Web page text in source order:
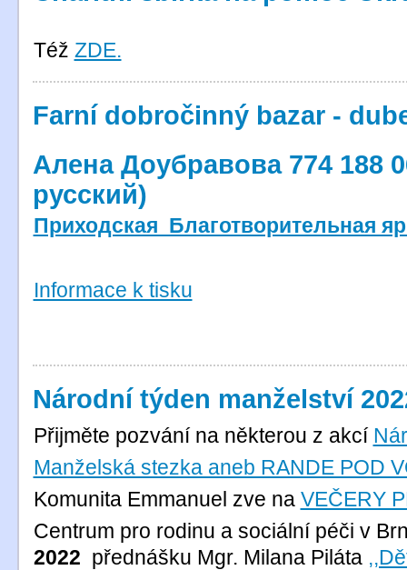
Též ZDE.
Farní dobročinný bazar -
Алена Доубравова 774 188
русский)
Приходская Благотворительная
Informace k tisku
Národní týden manželství
Přijměte pozvání na některou z akcí
Manželská stezka aneb RANDE POD
Komunita Emmanuel zve na VEČERY
Centrum pro rodinu a sociální péči v
2022 přednášku Mgr. Milana Piláta